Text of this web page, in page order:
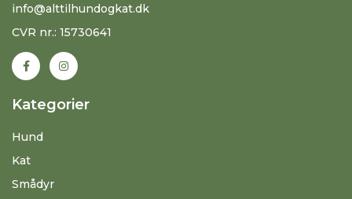
info@alttilhundogkat.dk
CVR nr.: 15730641
Kategorier
Hund
Kat
Smådyr